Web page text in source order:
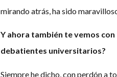
mirando atrás, ha sido
Y ahora también te vemos
debatientes universitarios?
Siempre he dicho, con perdón a